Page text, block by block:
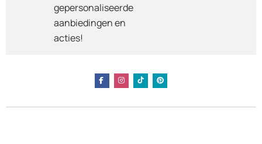
gepersonaliseerde
aanbiedingen en
acties!